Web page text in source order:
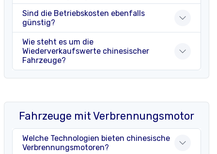
Sind die Betriebskosten ebenfalls
günstig?
Wie steht es um die
Wiederverkaufswerte chinesischer
Fahrzeuge?
Fahrzeuge mit Verbrennungsmotor
Welche Technologien bieten chinesische
Verbrennungsmotoren?